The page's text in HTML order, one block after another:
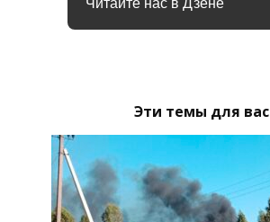
Эти темы для вас